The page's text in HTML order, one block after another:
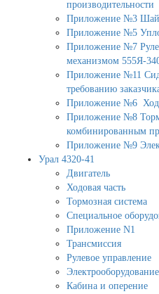
производительности
Приложение №3
Приложение №5
Приложение №7
механизмом 555Я-
Приложение №11
требованию
Приложение №6
Приложение №8
комбинированным
Приложение №9
Урал 4320-41
Двигатель
Ходовая часть
Тормозная система
Специальное
Приложение N1
Трансмиссия
Рулевое управление
Электрооборудование
Кабина и оперение